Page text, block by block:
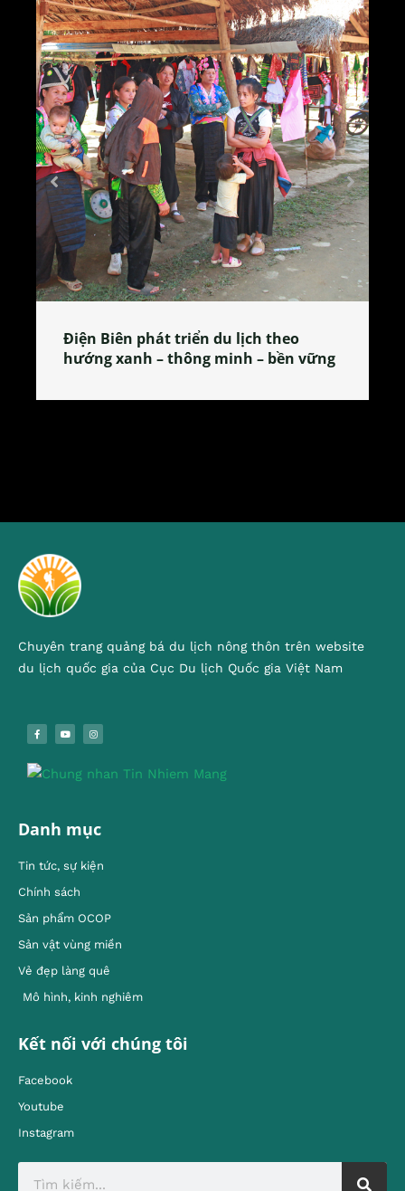
Làng làm bánh tẻ Phú Nhi – nơi lan
tỏa đặc sản xứ Đoài
Chuyên trang quảng bá du lịch nông thôn trên website
du lịch quốc gia của Cục Du lịch Quốc gia Việt Nam
Danh mục
Tin tức, sự kiện
Chính sách
Sản phẩm OCOP
Sản vật vùng miền
Vẻ đẹp làng quê
Mô hình, kinh nghiêm
Kết nối với chúng tôi
Facebook
Youtube
Instagram